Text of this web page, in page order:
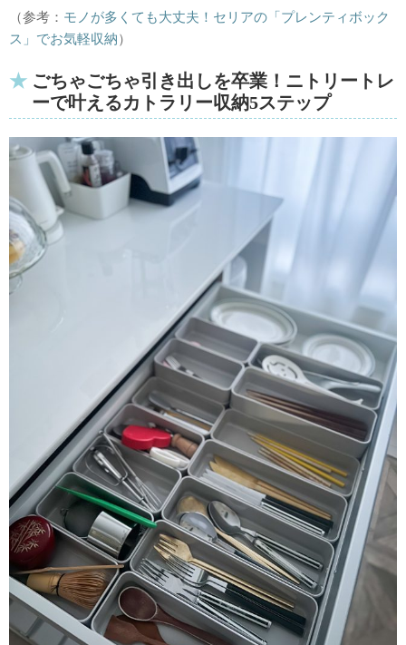
（参考： モノが多くても大丈夫！セリアの「プレンティボック
ス」でお気軽収納）
ごちゃごちゃ引き出しを卒業！ニトリートレ
ーで叶えるカトラリー収納5ステップ